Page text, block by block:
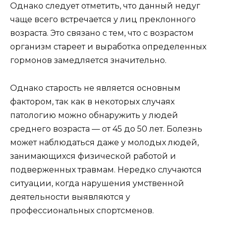
Однако следует отметить, что данный недуг
чаще всего встречается у лиц преклонного
возраста. Это связано с тем, что с возрастом
организм стареет и выработка определенных
гормонов замедляется значительно.
Однако старость не является основным
фактором, так как в некоторых случаях
патологию можно обнаружить у людей
среднего возраста — от 45 до 50 лет. Болезнь
может наблюдаться даже у молодых людей,
занимающихся физической работой и
подверженных травмам. Нередко случаются
ситуации, когда нарушения умственной
деятельности выявляются у
профессиональных спортсменов.